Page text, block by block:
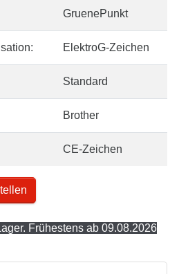
GruenePunkt
ElektroG-Zeichen
Standard
Brother
CE-Zeichen
Frühestens ab 09.08.2026